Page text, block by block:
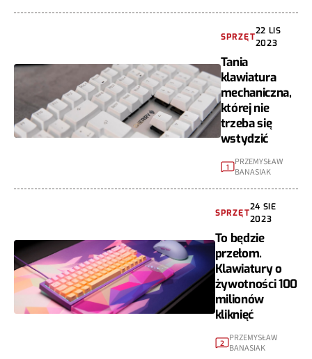
SPRZĘT
22 LIS
2023
Tania
klawiatura
mechaniczna,
której nie
trzeba się
wstydzić
1
PRZEMYSŁAW
BANASIAK
SPRZĘT
24 SIE
2023
To będzie
przełom.
Klawiatury o
żywotności 100
milionów
kliknięć
2 PRZEMYSŁAW
BANASIAK